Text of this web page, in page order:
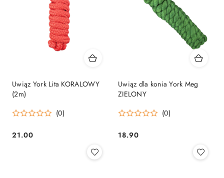
Uwiąz York Lita KORALOWY
(2m)
(0)
Cena:
21.00
Uwiąz dla konia York Meg
ZIELONY
(0)
Cena:
18.90